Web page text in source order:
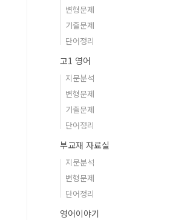
변형문제
기출문제
단어정리
고1 영어
지문분석
변형문제
기출문제
단어정리
부교재 자료실
지문분석
변형문제
단어정리
영어이야기